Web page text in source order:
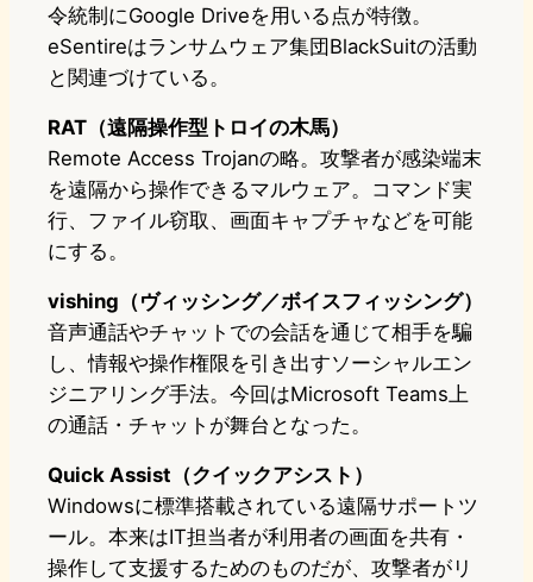
令統制にGoogle Driveを用いる点が特徴。
eSentireはランサムウェア集団BlackSuitの活動
と関連づけている。
RAT（遠隔操作型トロイの木馬）
Remote Access Trojanの略。攻撃者が感染端末
を遠隔から操作できるマルウェア。コマンド実
行、ファイル窃取、画面キャプチャなどを可能
にする。
vishing（ヴィッシング／ボイスフィッシング）
音声通話やチャットでの会話を通じて相手を騙
し、情報や操作権限を引き出すソーシャルエン
ジニアリング手法。今回はMicrosoft Teams上
の通話・チャットが舞台となった。
Quick Assist（クイックアシスト）
Windowsに標準搭載されている遠隔サポートツ
ール。本来はIT担当者が利用者の画面を共有・
操作して支援するためのものだが、攻撃者がリ